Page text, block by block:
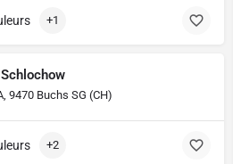
+1
9470 Buchs SG (CH)
+2